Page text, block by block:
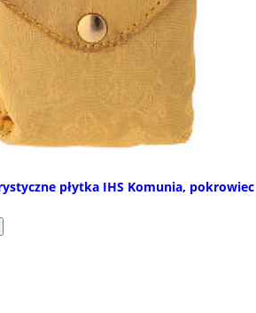
płytka IHS Komunia, pokrowiec